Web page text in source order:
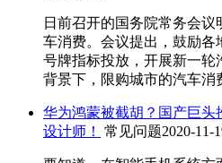
日前召开的国务院常务会
车消费。会议提出，鼓励各
号牌指标投放，开展新一轮
背景下，限购城市的汽车消
华为鸿蒙被截胡？国产巨头
设计师！
常见问题2020-11-